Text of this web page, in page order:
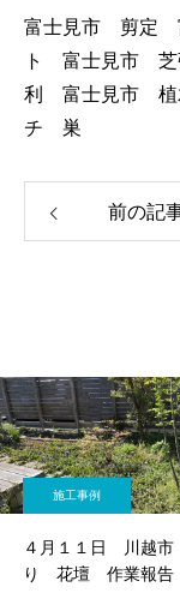
富士見市 剪定
ト 富士見市
利 富士見市
チ 巣
前の記
施工事例
４月１１日 川越
り 花壇 作業報告